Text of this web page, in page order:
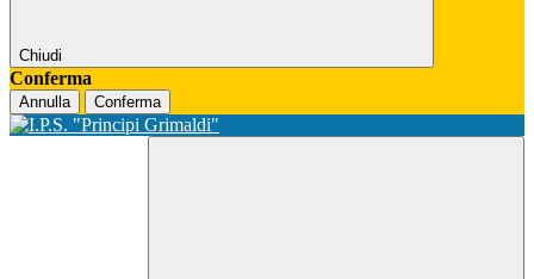
Chiudi
Conferma
Annulla Conferma